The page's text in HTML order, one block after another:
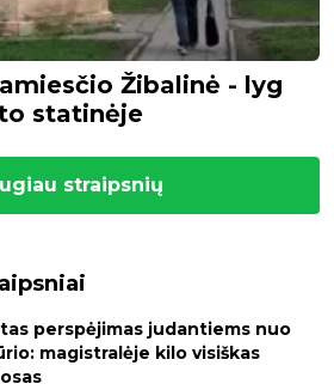
Žibalinė - lyg
statinėje
straipsnių
perspėjimas judantiems nuo
magistralėje kilo visiškas